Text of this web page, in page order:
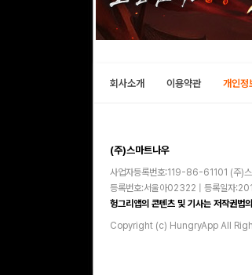
회사소개 이용약관 개인정
(주)스마트나우
사업자등록번호:119-86-61101 (주)
등록번호:서울아02322 | 등록일자
헝그리앱의 콘텐츠 및 기사는 저작권법
Copyright (c) HungryApp All